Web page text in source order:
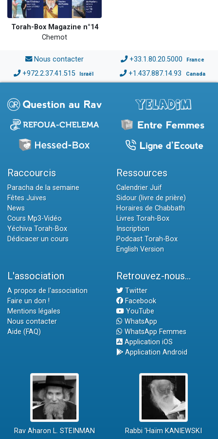
Torah-Box Magazine n°14
Chemot
Nous contacter +33.1.80.20.5000 France
+972.2.37.41.515 Israël +1.437.887.14.93 Canada
Raccourcis
Paracha de la semaine
Fêtes Juives
News
Cours Mp3-Vidéo
Yéchiva Torah-Box
Dédicacer un cours
Ressources
Calendrier Juif
Sidour (livre de prière)
Horaires de Chabbath
Livres Torah-Box
Inscription
Podcast Torah-Box
English Version
L'association
A propos de l'association
Faire un don !
Mentions légales
Nous contacter
Aide (FAQ)
Retrouvez-nous...
Twitter
Facebook
YouTube
WhatsApp
WhatsApp Femmes
Application iOS
Application Android
Rav Aharon L. STEINMAN Rabbi 'Haïm KANIEWSKI